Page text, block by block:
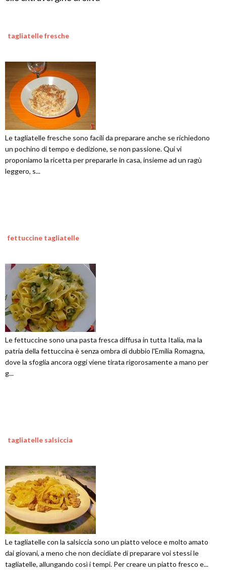
tagliatelle fresche
Le tagliatelle fresche sono facili da preparare anche se richiedono
un pochino di tempo e dedizione, se non passione. Qui vi
proponiamo la ricetta per prepararle in casa, insieme ad un ragù
leggero, s...
fettuccine tagliatelle
Le fettuccine sono una pasta fresca diffusa in tutta Italia, ma la
patria della fettuccina è senza ombra di dubbio l'Emilia Romagna,
dove la sfoglia ancora oggi viene tirata rigorosamente a mano per
g...
tagliatelle salsiccia
Le tagliatelle con la salsiccia sono un piatto veloce e molto amato
dai giovani, a meno che non decidiate di preparare voi stessi le
tagliatelle, allungando così i tempi. Per creare un piatto fresco e...